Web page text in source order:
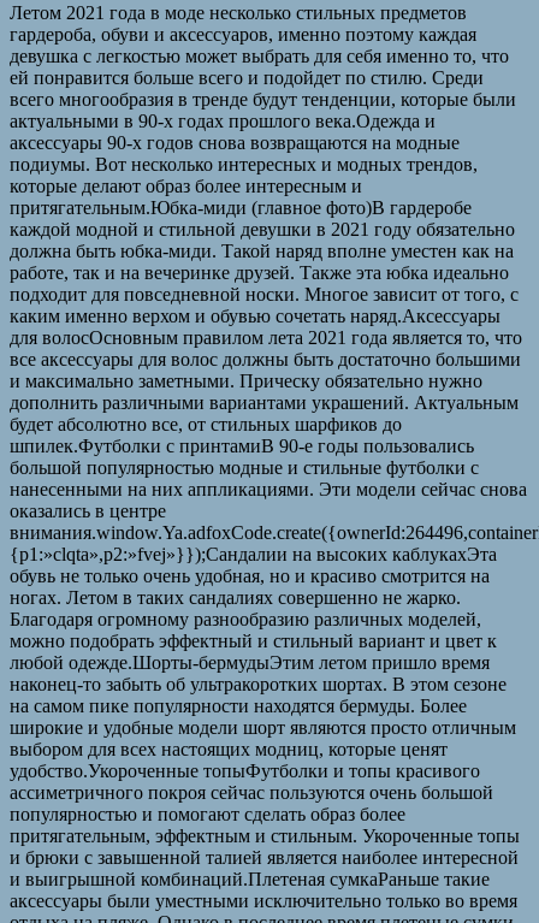
Летом 2021 года в моде несколько стильных предметов
гардероба, обуви и аксессуаров, именно поэтому каждая
девушка с легкостью может выбрать для себя именно то, что
ей понравится больше всего и подойдет по стилю. Среди
всего многообразия в тренде будут тенденции, которые были
актуальными в 90-х годах прошлого века.Одежда и
аксессуары 90-х годов снова возвращаются на модные
подиумы. Вот несколько интересных и модных трендов,
которые делают образ более интересным и
притягательным.Юбка-миди (главное фото)В гардеробе
каждой модной и стильной девушки в 2021 году обязательно
должна быть юбка-миди. Такой наряд вполне уместен как на
работе, так и на вечеринке друзей. Также эта юбка идеально
подходит для повседневной носки. Многое зависит от того, с
каким именно верхом и обувью сочетать наряд.Аксессуары
для волосОсновным правилом лета 2021 года является то, что
все аксессуары для волос должны быть достаточно большими
и максимально заметными. Прическу обязательно нужно
дополнить различными вариантами украшений. Актуальным
будет абсолютно все, от стильных шарфиков до
шпилек.Футболки с принтамиВ 90-е годы пользовались
большой популярностью модные и стильные футболки с
нанесенными на них аппликациями. Эти модели сейчас снова
оказались в центре
{p1:»clqta»,p2:»fvej»}});Сандалии на высоких каблукахЭта
обувь не только очень удобная, но и красиво смотрится на
ногах. Летом в таких сандалиях совершенно не жарко.
Благодаря огромному разнообразию различных моделей,
можно подобрать эффектный и стильный вариант и цвет к
любой одежде.Шорты-бермудыЭтим летом пришло время
наконец-то забыть об ультракоротких шортах. В этом сезоне
на самом пике популярности находятся бермуды. Более
широкие и удобные модели шорт являются просто отличным
выбором для всех настоящих модниц, которые ценят
удобство.Укороченные топыФутболки и топы красивого
ассиметричного покроя сейчас пользуются очень большой
популярностью и помогают сделать образ более
притягательным, эффектным и стильным. Укороченные топы
и брюки с завышенной талией является наиболее интересной
и выигрышной комбинаций.Плетеная сумкаРаньше такие
аксессуары были уместными исключительно только во время